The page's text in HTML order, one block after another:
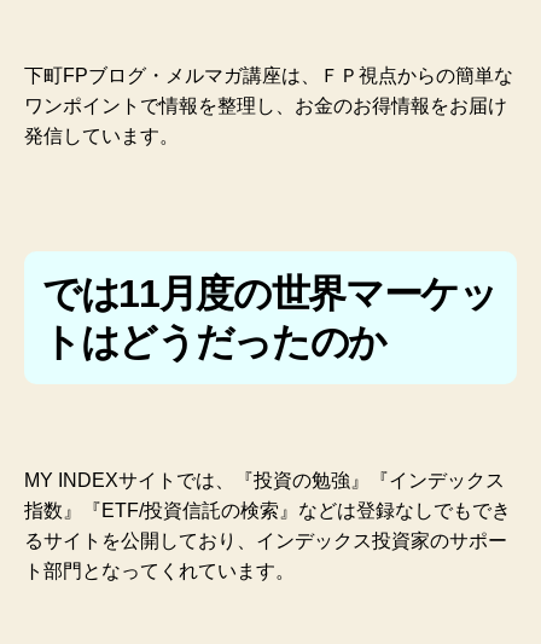
下町FPブログ・メルマガ講座は、ＦＰ視点からの簡単な
ワンポイントで情報を整理し、お金のお得情報をお届け
発信しています。
では11月度の世界マーケッ
トはどうだったのか
MY INDEXサイトでは、『投資の勉強』『インデックス
指数』『ETF/投資信託の検索』などは登録なしでもでき
るサイトを公開しており、インデックス投資家のサポー
ト部門となってくれています。